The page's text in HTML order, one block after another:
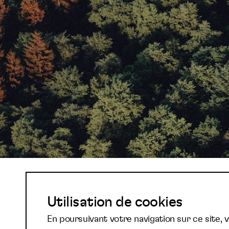
Abonnez-vous à
Utilisation de cookies
En poursuivant votre navigation sur ce site,